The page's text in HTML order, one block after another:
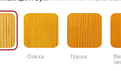
Ольха Груша